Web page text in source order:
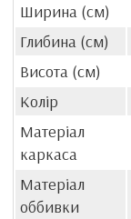
Ширина (см)
Глибина (см)
Висота (см)
Колір
Матеріал
каркаса
Матеріал
оббивки